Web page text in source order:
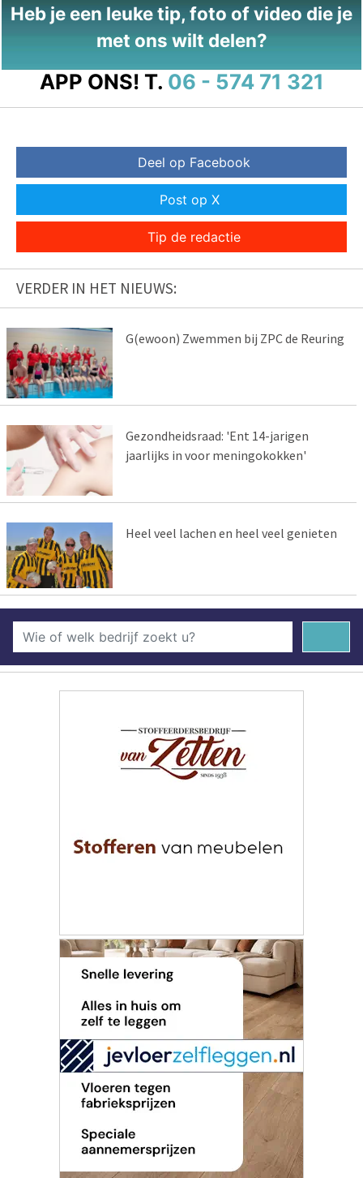
Heb je een leuke tip, foto of video die je
met ons wilt delen?
APP ONS! T. 06 - 574 71 321
Deel op Facebook
Post op X
Tip de redactie
VERDER IN HET NIEUWS:
G(ewoon) Zwemmen bij ZPC de Reuring
Gezondheidsraad: 'Ent 14-jarigen
jaarlijks in voor meningokokken'
Heel veel lachen en heel veel genieten